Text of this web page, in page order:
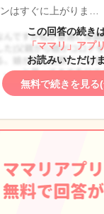
はすぐに上がりま…
この回答の続き
「ママリ」アプリ
お読みいただけ
無料で続きを見る